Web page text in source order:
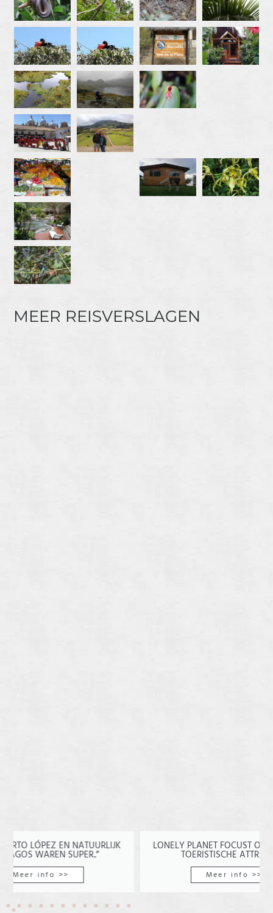
MEER REISVERSLAGEN
LONELY PLANET FOCUST OP ECUADOR’S
TOERISTISCHE ATTRACTIES